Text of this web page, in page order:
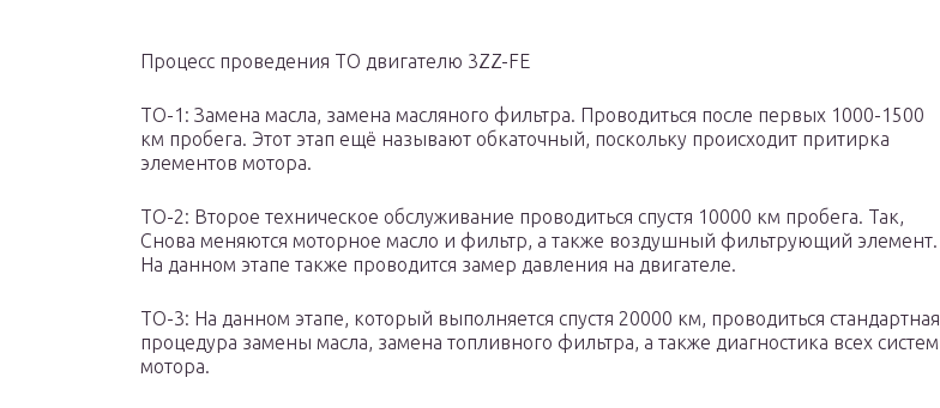
Процесс проведения ТО двигателю 3ZZ-FE
ТО-1: Замена масла, замена масляного фильтра. Проводиться после первых 1000-1500
км пробега. Этот этап ещё называют обкаточный, поскольку происходит притирка
элементов мотора.
ТО-2: Второе техническое обслуживание проводиться спустя 10000 км пробега. Так,
Снова меняются моторное масло и фильтр, а также воздушный фильтрующий элемент.
На данном этапе также проводится замер давления на двигателе.
ТО-3: На данном этапе, который выполняется спустя 20000 км, проводиться стандартная
процедура замены масла, замена топливного фильтра, а также диагностика всех систем
мотора.